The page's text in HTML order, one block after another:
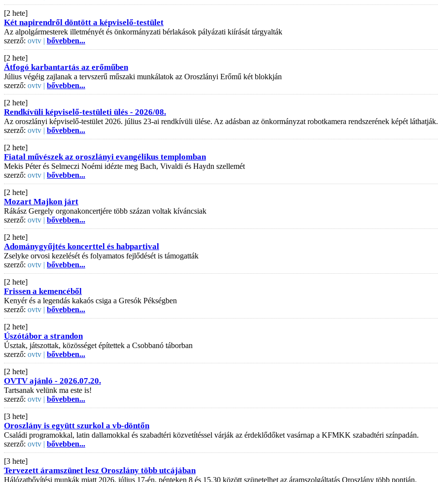
[2 hete]
Két napirendről döntött a képviselő-testület
Az alpolgármesterek illetményét és önkormányzati bérlakások pályázati kiírását tárgyalták
szerző: ovtv | bővebben...
[2 hete]
Átfogó karbantartás az erőműben
Július végéig zajlanak a tervszerű műszaki munkálatok az Oroszlányi Erőmű két blokkján
szerző: ovtv | bővebben...
[2 hete]
Rendkívüli képviselő-testületi ülés - 2026/08.
Az oroszlányi képviselő-testület 2026. július 23-ai rendkívüli ülése. Az adásban az önkormányzat robotkamera rendszerének képét láthatják.
szerző: ovtv | bővebben...
[2 hete]
Fiatal művészek az oroszlányi evangélikus templomban
Mekis Péter és Selmeczi Noémi idézte meg Bach, Vivaldi és Haydn szellemét
szerző: ovtv | bővebben...
[2 hete]
Mozart Majkon járt
Rákász Gergely orgonakoncertjére több százan voltak kíváncsiak
szerző: ovtv | bővebben...
[2 hete]
Adománygyűjtés koncerttel és habpartival
Zselyke orvosi kezelését és folyamatos fejlődését is támogatták
szerző: ovtv | bővebben...
[2 hete]
Frissen a kemencéből
Kenyér és a legendás kakaós csiga a Gresók Pékségben
szerző: ovtv | bővebben...
[2 hete]
Úszótábor a strandon
Úsztak, játszottak, közösséget építettek a Csobbanó táborban
szerző: ovtv | bővebben...
[2 hete]
OVTV ajánló - 2026.07.20.
Tartsanak velünk ma este is!
szerző: ovtv | bővebben...
[3 hete]
Oroszlány is együtt szurkol a vb-döntőn
Családi programokkal, latin dallamokkal és szabadtéri közvetítéssel várják az érdeklődőket vasárnap a KFMKK szabadtéri színpadán.
szerző: ovtv | bővebben...
[3 hete]
Tervezett áramszünet lesz Oroszlány több utcájában
Hálózatbővítési munkák miatt 2026. július 17-én, pénteken 8 és 15.30 között szünetelhet az áramszolgáltatás Oroszlány több pontján.